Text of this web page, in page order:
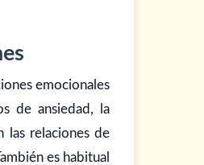
emocionales
de ansiedad, la
las relaciones de
es habitual